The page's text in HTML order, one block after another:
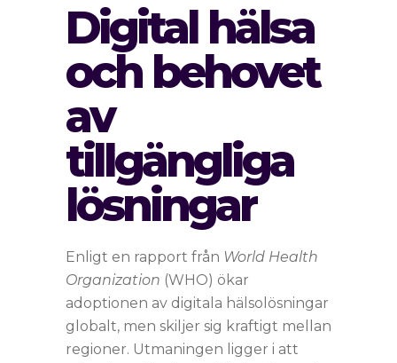
Digital hälsa
och behovet
av
tillgängliga
lösningar
Enligt en rapport från World Health
Organization (WHO) ökar
adoptionen av digitala hälsolösningar
globalt, men skiljer sig kraftigt mellan
regioner. Utmaningen ligger i att